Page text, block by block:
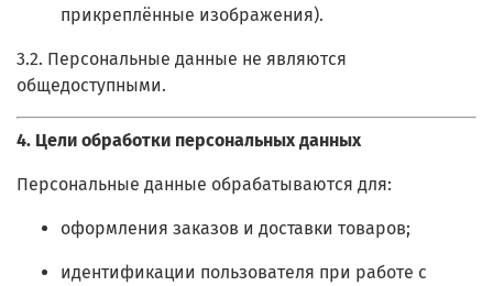
прикреплённые изображения).
3.2. Персональные данные не являются
общедоступными.
4. Цели обработки персональных данных
Персональные данные обрабатываются для:
оформления заказов и доставки товаров;
идентификации пользователя при работе с